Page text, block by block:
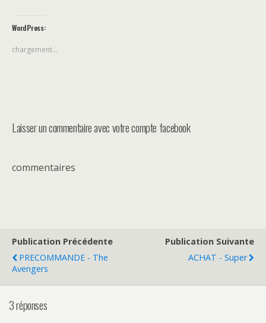
WordPress:
chargement…
Laisser un commentaire avec votre compte facebook
commentaires
Publication Précédente
PRECOMMANDE - The
Avengers
Publication Suivante
ACHAT - Super
3 réponses